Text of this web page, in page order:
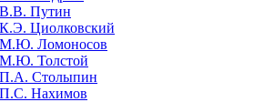
В.В. Путин
К.Э. Циолковский
М.Ю. Ломоносов
М.Ю. Толстой
П.А. Столыпин
П.С. Нахимов